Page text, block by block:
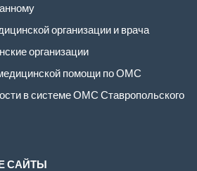
организации и врача
организации
помощи по ОМС
в системе ОМС Ставропольского
САЙТЫ